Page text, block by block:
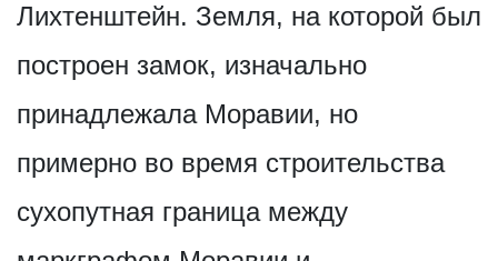
Лихтенштейн. Земля, на которой был
построен замок, изначально
принадлежала Моравии, но
примерно во время строительства
сухопутная граница между